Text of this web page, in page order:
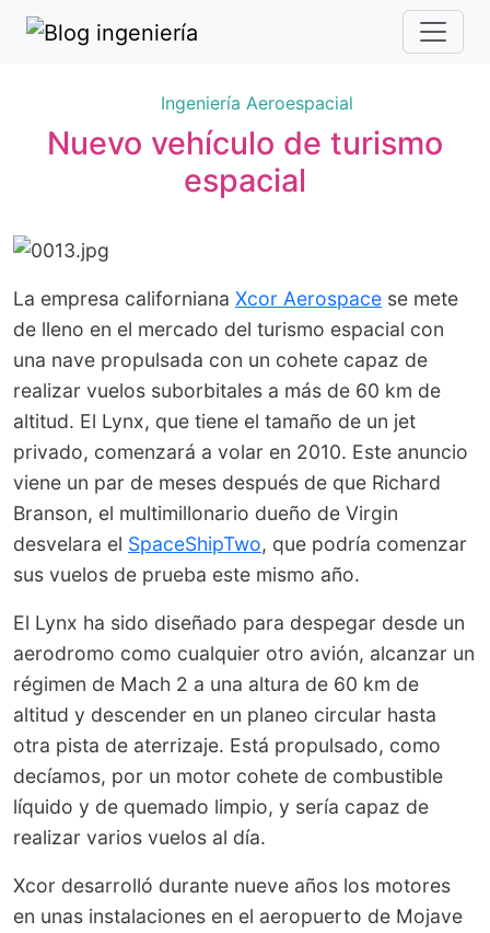
Ingeniería Aeroespacial
Nuevo vehículo de turismo
espacial
La empresa californiana Xcor Aerospace se mete
de lleno en el mercado del turismo espacial con
una nave propulsada con un cohete capaz de
realizar vuelos suborbitales a más de 60 km de
altitud. El Lynx, que tiene el tamaño de un jet
privado, comenzará a volar en 2010. Este anuncio
viene un par de meses después de que Richard
Branson, el multimillonario dueño de Virgin
desvelara el SpaceShipTwo, que podría comenzar
sus vuelos de prueba este mismo año.
El Lynx ha sido diseñado para despegar desde un
aerodromo como cualquier otro avión, alcanzar un
régimen de Mach 2 a una altura de 60 km de
altitud y descender en un planeo circular hasta
otra pista de aterrizaje. Está propulsado, como
decíamos, por un motor cohete de combustible
líquido y de quemado limpio, y sería capaz de
realizar varios vuelos al día.
Xcor desarrolló durante nueve años los motores
en unas instalaciones en el aeropuerto de Mojave